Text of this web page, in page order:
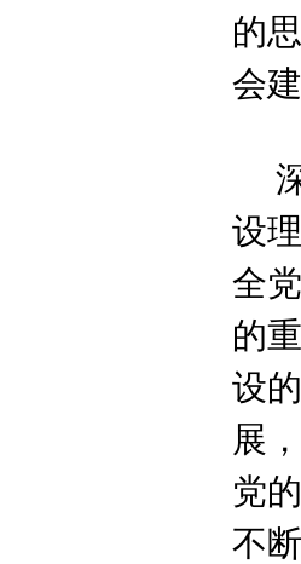
的
会建
设
全
的
设
展
党
不